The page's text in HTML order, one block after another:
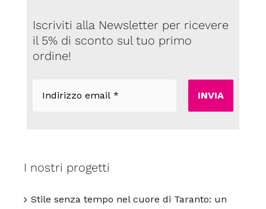
Iscriviti alla Newsletter per ricevere
il 5% di sconto sul tuo primo
ordine!
email
I nostri progetti
Stile senza tempo nel cuore di Taranto: un